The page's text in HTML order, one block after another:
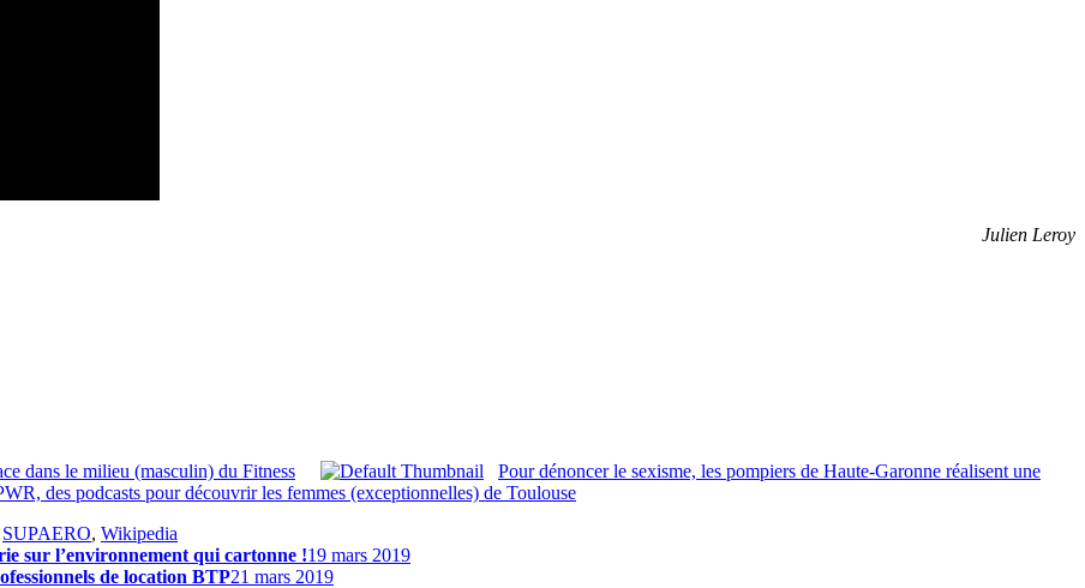
Julien Leroy
dans le milieu (masculin) du Fitness
Pour dénoncer le sexisme, les pompiers de Haute-Garonne réalisent une
des podcasts pour découvrir les femmes (exceptionnelles) de Toulouse
SUPAERO, Wikipedia
sur l’environnement qui cartonne !19 mars 2019
de location BTP21 mars 2019